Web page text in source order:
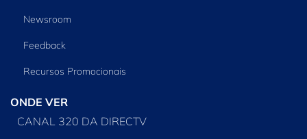
Newsroom
Feedback
Recursos Promocionais
ONDE VER
CANAL 320 DA DIRECTV